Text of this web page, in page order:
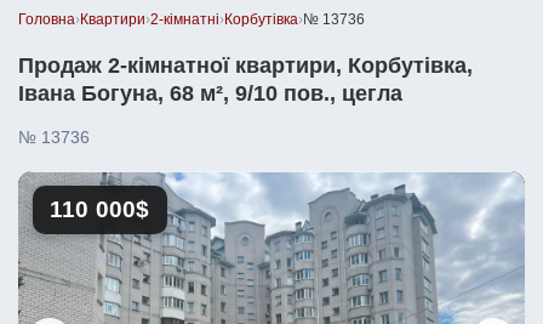
Головна›Квартири›2-кімнатні›Корбутівка›№ 13736
Продаж 2-кімнатної квартири, Корбутівка,
Івана Богуна, 68 м², 9/10 пов., цегла
№ 13736
110 000$